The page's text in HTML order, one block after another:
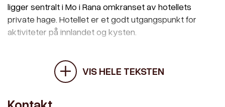
ligger sentralt i Mo i Rana omkranset av hotellets
private hage. Hotellet er et godt utgangspunkt for
aktiviteter på innlandet og kysten.
VIS HELE TEKSTEN